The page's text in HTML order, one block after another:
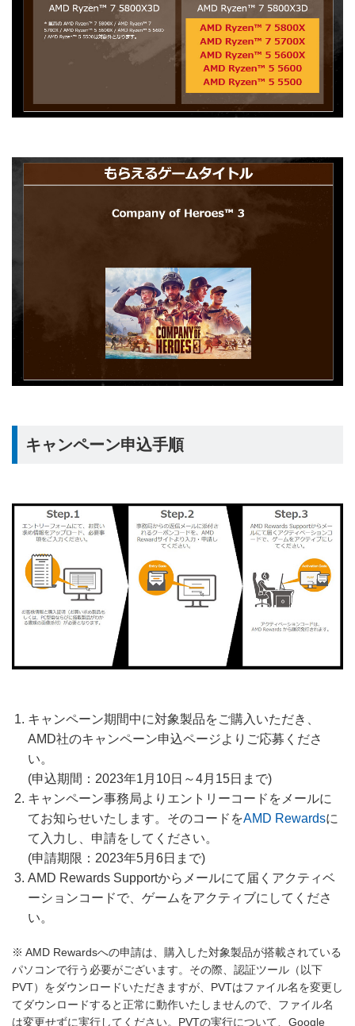
キャンペーン申込手順
キャンペーン期間中に対象製品をご購入いただき、
AMD社のキャンペーン申込ページよりご応募くださ
い。
(申込期間：2023年1月10日～4月15日まで)
キャンペーン事務局よりエントリーコードをメールに
てお知らせいたします。そのコードをAMD Rewardsに
て入力し、申請をしてください。
(申請期限：2023年5月6日まで)
AMD Rewards Supportからメールにて届くアクティベ
ーションコードで、ゲームをアクティブにしてくださ
い。
※ AMD Rewardsへの申請は、購入した対象製品が搭載されている
パソコンで行う必要がございます。その際、認証ツール（以下
PVT）をダウンロードいただきますが、PVTはファイル名を変更し
てダウンロードすると正常に動作いたしませんので、ファイル名
は変更せずに実行してください。PVTの実行について、Google